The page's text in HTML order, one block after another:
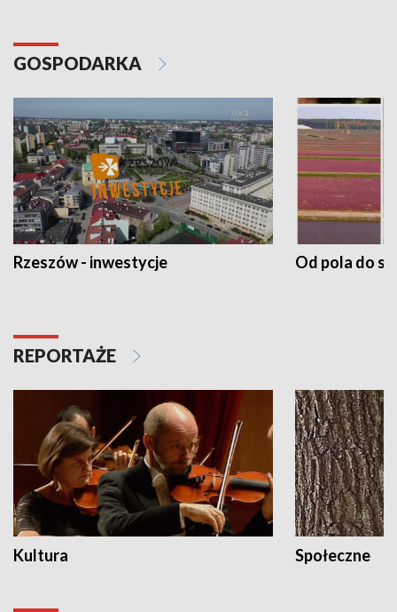
GOSPODARKA
Rzeszów - inwestycje Od pola do
REPORTAŻE
Kultura Społeczne